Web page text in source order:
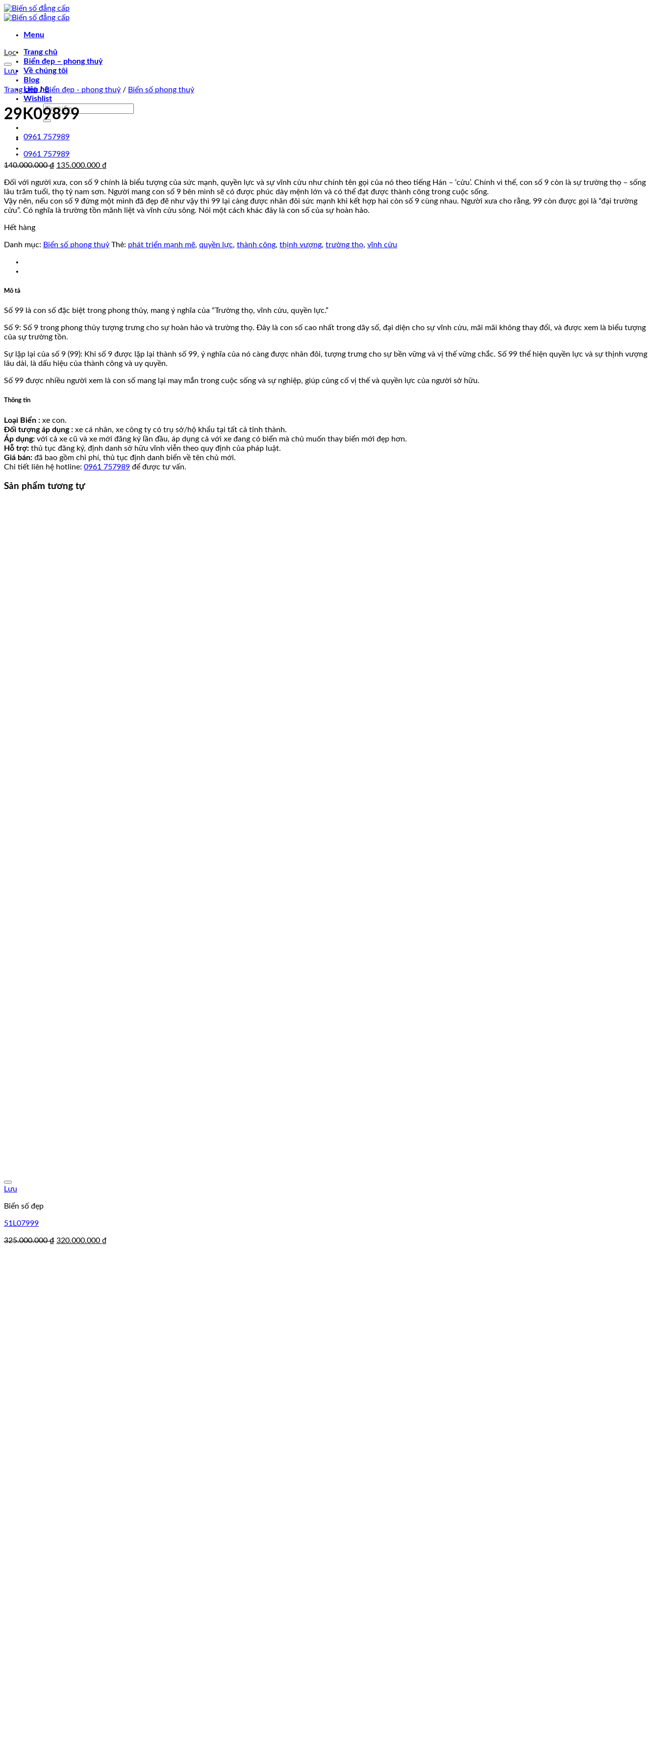
Chuyển
đến
dung
Menu
Trang chủ
Biển đẹp – phong thuỷ
Về chúng tôi
Blog
Liên hệ
Wishlist
Tìm
kiếm:
0961 757989
0961 757989
Lọc
Lưu
Trang chủ / Biển đẹp - phong thuỷ / Biển số phong thuỷ
29K09899
140.000.000₫ Giá
là:
140.000.000 ₫.
135.000.000 ₫
tại
là:
135.000.000 ₫.
Đối với người xưa, con số 9 chính là biểu tượng của sức mạnh, quyền lực và sự vĩnh cửu như chính tên gọi của nó theo tiếng Hán – ‘cửu’. Chính vì thế, con số 9 còn là sự trường thọ – sống
lâu trăm tuổi, thọ tỷ nam sơn. Người mang con số 9 bên mình sẽ có được phúc dày mệnh lớn và có thể đạt được thành công trong cuộc sống.
Vậy nên, nếu con số 9 đứng một mình đã đẹp đẽ như vậy thì 99 lại càng được nhân đôi sức mạnh khi kết hợp hai còn số 9 cùng nhau. Người xưa cho rằng, 99 còn được gọi là “đại trường
cửu”. Có nghĩa là trường tồn mãnh liệt và vĩnh cửu sông. Nói một cách khác đây là con số của sự hoàn hảo.
Hết hàng
Danh mục: Biển số phong thuỷ Thẻ: phát triển mạnh mẽ, quyền lực, thành công, thịnh vượng, trường thọ, vĩnh cửu
Mô tả
Số 99 là con số đặc biệt trong phong thủy, mang ý nghĩa của “Trường thọ, vĩnh cửu, quyền lực.”
Số 9: Số 9 trong phong thủy tượng trưng cho sự hoàn hảo và trường thọ. Đây là con số cao nhất trong dãy số, đại diện cho sự vĩnh cửu, mãi mãi không thay đổi, và được xem là biểu tượng
của sự trường tồn.
Sự lặp lại của số 9 (99): Khi số 9 được lặp lại thành số 99, ý nghĩa của nó càng được nhân đôi, tượng trưng cho sự bền vững và vị thế vững chắc. Số 99 thể hiện quyền lực và sự thịnh vượng
lâu dài, là dấu hiệu của thành công và uy quyền.
Số 99 được nhiều người xem là con số mang lại may mắn trong cuộc sống và sự nghiệp, giúp củng cố vị thế và quyền lực của người sở hữu.
Thông tin
Loại Biển : xe con.
Đối tượng áp dụng : xe cá nhân, xe công ty có trụ sở/hộ khẩu tại tất cả tỉnh thành.
Áp dụng: với cả xe cũ và xe mới đăng ký lần đầu, áp dụng cả với xe đang có biển mà chủ muốn thay biển mới đẹp hơn.
Hỗ trợ: thủ tục đăng ký, định danh sở hữu vĩnh viễn theo quy định của pháp luật.
Giá bán: đã bao gồm chi phí, thủ tục định danh biển về tên chủ mới.
Chi tiết liên hệ hotline: 0961 757989 để được tư vấn.
Sản phẩm tương tự
Lưu
Biển số đẹp
51L07999
325.000.000₫ Giá
320.000.000 ₫